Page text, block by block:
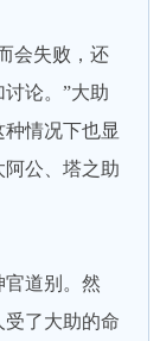
会失败，还
论。”大助
情况下也显
公、塔之助
道别。然
了大助的命